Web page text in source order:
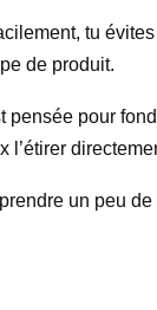
tu
de produit.
pensée pour
un peu